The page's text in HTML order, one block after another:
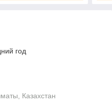
год
Казахстан